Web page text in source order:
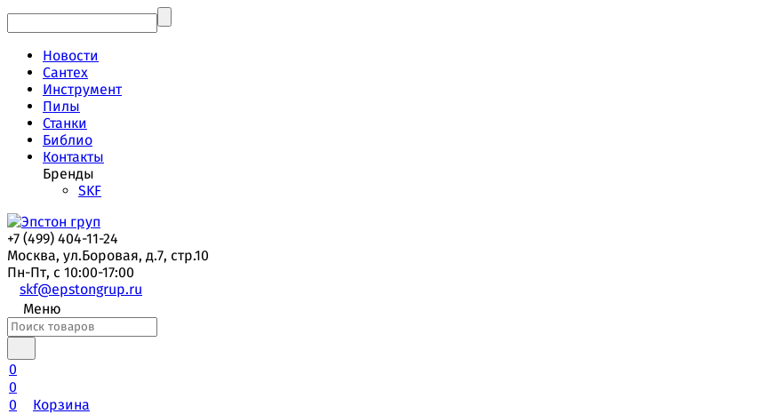
Новости
Сантех
Инструмент
Пилы
Станки
Библио
Контакты
Бренды
SKF
+7 (499) 404-11-24
Москва, ул.Боровая, д.7, стр.10
Пн-Пт, с 10:00-17:00
skf@epstongrup.ru
Меню
0
0
0
Корзина